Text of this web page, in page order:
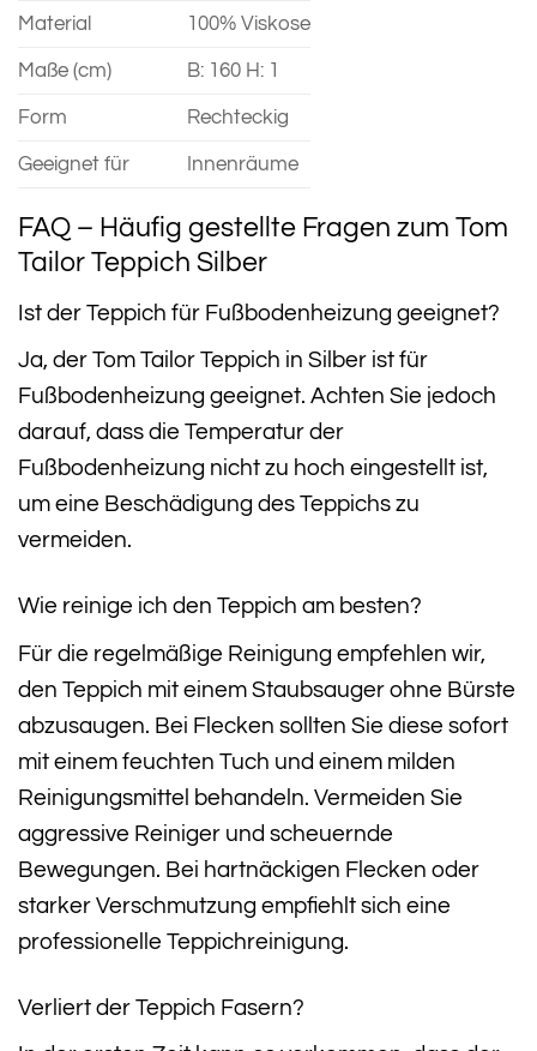
Material 100% Viskose
Maße (cm) B: 160 H: 1
Form Rechteckig
Geeignet für Innenräume
FAQ – Häufig gestellte Fragen zum Tom
Tailor Teppich Silber
Ist der Teppich für Fußbodenheizung geeignet?
Ja, der Tom Tailor Teppich in Silber ist für
Fußbodenheizung geeignet. Achten Sie jedoch
darauf, dass die Temperatur der
Fußbodenheizung nicht zu hoch eingestellt ist,
um eine Beschädigung des Teppichs zu
vermeiden.
Wie reinige ich den Teppich am besten?
Für die regelmäßige Reinigung empfehlen wir,
den Teppich mit einem Staubsauger ohne Bürste
abzusaugen. Bei Flecken sollten Sie diese sofort
mit einem feuchten Tuch und einem milden
Reinigungsmittel behandeln. Vermeiden Sie
aggressive Reiniger und scheuernde
Bewegungen. Bei hartnäckigen Flecken oder
starker Verschmutzung empfiehlt sich eine
professionelle Teppichreinigung.
Verliert der Teppich Fasern?